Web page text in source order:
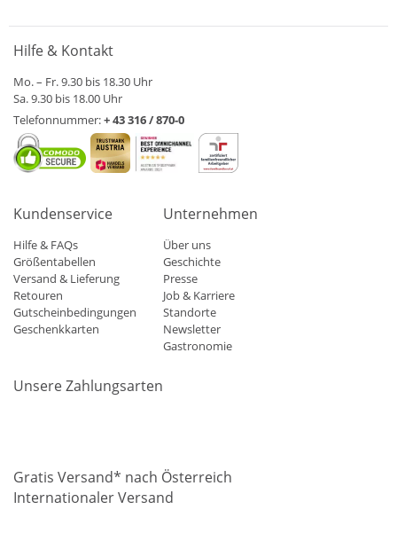
Hilfe & Kontakt
Mo. – Fr. 9.30 bis 18.30 Uhr
Sa. 9.30 bis 18.00 Uhr
Telefonnummer:+ 43 316 / 870-0
Kundenservice
Hilfe & FAQs
Größentabellen
Versand & Lieferung
Retouren
Gutscheinbedingungen
Geschenkkarten
Unternehmen
Über uns
Geschichte
Presse
Job & Karriere
Standorte
Newsletter
Gastronomie
Unsere Zahlungsarten
Gratis Versand* nach Österreich
Internationaler Versand